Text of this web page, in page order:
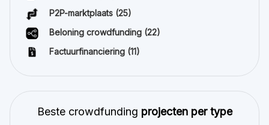
P2P-marktplaats (25)
Beloning crowdfunding (22)
Factuurfinanciering (11)
Beste crowdfunding projecten per type